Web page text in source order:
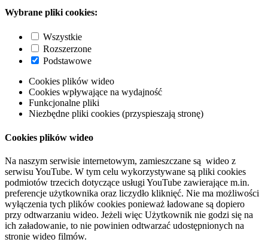
Wybrane pliki cookies:
Wszystkie
Rozszerzone
Podstawowe
Cookies plików wideo
Cookies wpływające na wydajność
Funkcjonalne pliki
Niezbędne pliki cookies (przyspieszają stronę)
Cookies plików wideo
Na naszym serwisie internetowym, zamieszczane są wideo z
serwisu YouTube. W tym celu wykorzystywane są pliki cookies
podmiotów trzecich dotyczące usługi YouTube zawierające m.in.
preferencje użytkownika oraz liczydło kliknięć. Nie ma możliwości
wyłączenia tych plików cookies ponieważ ładowane są dopiero
przy odtwarzaniu wideo. Jeżeli więc Użytkownik nie godzi się na
ich załadowanie, to nie powinien odtwarzać udostępnionych na
stronie wideo filmów.